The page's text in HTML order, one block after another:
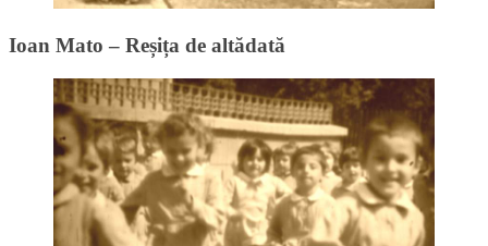
Ioan Mato – Reșița de altădată